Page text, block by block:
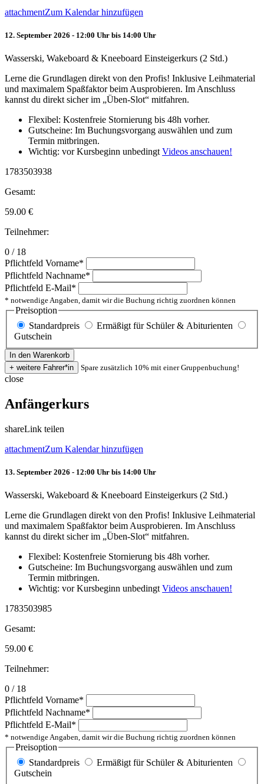
attachmentZum Kalendar hinzufügen
12. September 2026 - 12:00 Uhr bis 14:00 Uhr
Wasserski, Wakeboard & Kneeboard Einsteigerkurs (2 Std.)
Lerne die Grundlagen direkt von den Profis! Inklusive Leihmaterial
und maximalem Spaßfaktor beim Ausprobieren. Im Anschluss
kannst du direkt sicher im „Üben-Slot“ mitfahren.
Flexibel: Kostenfreie Stornierung bis 48h vorher.
Gutscheine: Im Buchungsvorgang auswählen und zum
Termin mitbringen.
Wichtig: vor Kursbeginn unbedingt Videos anschauen!
1783503938
Gesamt:
59.00 €
Teilnehmer:
0 / 18
Pflichtfeld Vorname*
Pflichtfeld Nachname*
Pflichtfeld E-Mail*
* notwendige Angaben, damit wir die Buchung richtig zuordnen können
Preisoption
Standardpreis
Ermäßigt für Schüler & Abiturienten
Gutschein
Spare zusätzlich 10% mit einer Gruppenbuchung!
close
Anfängerkurs
shareLink teilen
attachmentZum Kalendar hinzufügen
13. September 2026 - 12:00 Uhr bis 14:00 Uhr
Wasserski, Wakeboard & Kneeboard Einsteigerkurs (2 Std.)
Lerne die Grundlagen direkt von den Profis! Inklusive Leihmaterial
und maximalem Spaßfaktor beim Ausprobieren. Im Anschluss
kannst du direkt sicher im „Üben-Slot“ mitfahren.
Flexibel: Kostenfreie Stornierung bis 48h vorher.
Gutscheine: Im Buchungsvorgang auswählen und zum
Termin mitbringen.
Wichtig: vor Kursbeginn unbedingt Videos anschauen!
1783503985
Gesamt:
59.00 €
Teilnehmer:
0 / 18
Pflichtfeld Vorname*
Pflichtfeld Nachname*
Pflichtfeld E-Mail*
* notwendige Angaben, damit wir die Buchung richtig zuordnen können
Preisoption
Standardpreis
Ermäßigt für Schüler & Abiturienten
Gutschein